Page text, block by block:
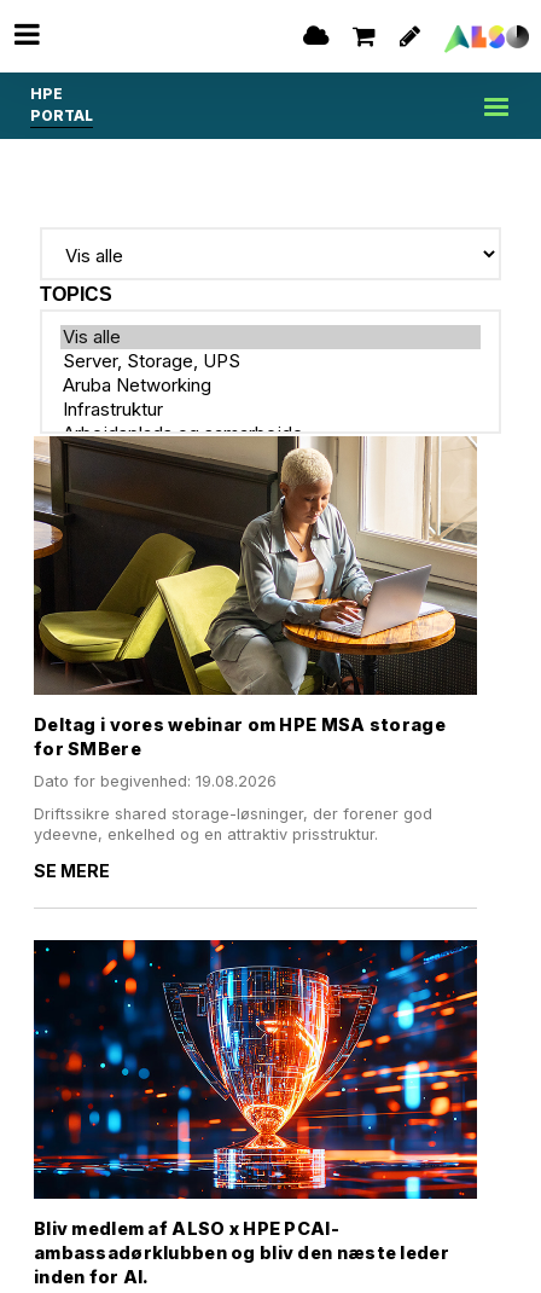
HPE
PORTAL
TOPICS
Deltag i vores webinar om HPE MSA storage
for SMBere
Dato for begivenhed: 19.08.2026
Driftssikre shared storage-løsninger, der forener god
ydeevne, enkelhed og en attraktiv prisstruktur.
SE MERE
Bliv medlem af ALSO x HPE PCAI-
ambassadørklubben og bliv den næste leder
inden for AI.